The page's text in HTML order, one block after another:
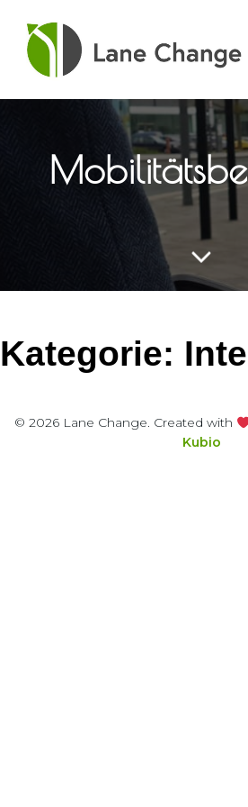
Inhalt
wechseln
Kategorie:
© 2026 Lane Change. Created with
Kubio